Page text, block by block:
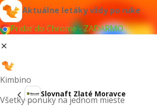
Aktuálne letáky vždy po ruke
Pridať do Chrome - ZADARMO
Kimbino
Všetky ponuky na jednom mieste
Slovnaft Zlaté Moravce